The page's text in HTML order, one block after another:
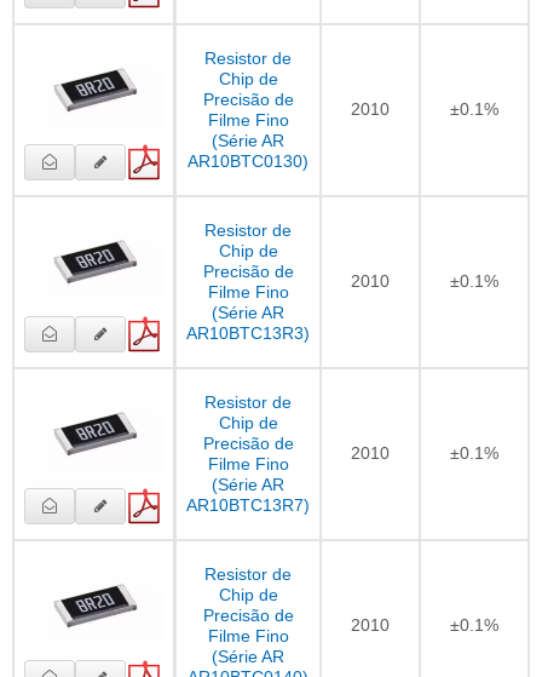
Resistor de
Chip de
Precisão de
Filme Fino
(Série AR
AR10BTC0130)
2010 ±0.1%
Resistor de
Chip de
Precisão de
Filme Fino
(Série AR
AR10BTC13R3)
2010 ±0.1%
Resistor de
Chip de
Precisão de
Filme Fino
(Série AR
AR10BTC13R7)
2010 ±0.1%
Resistor de
Chip de
Precisão de
Filme Fino
(Série AR
2010 ±0.1%